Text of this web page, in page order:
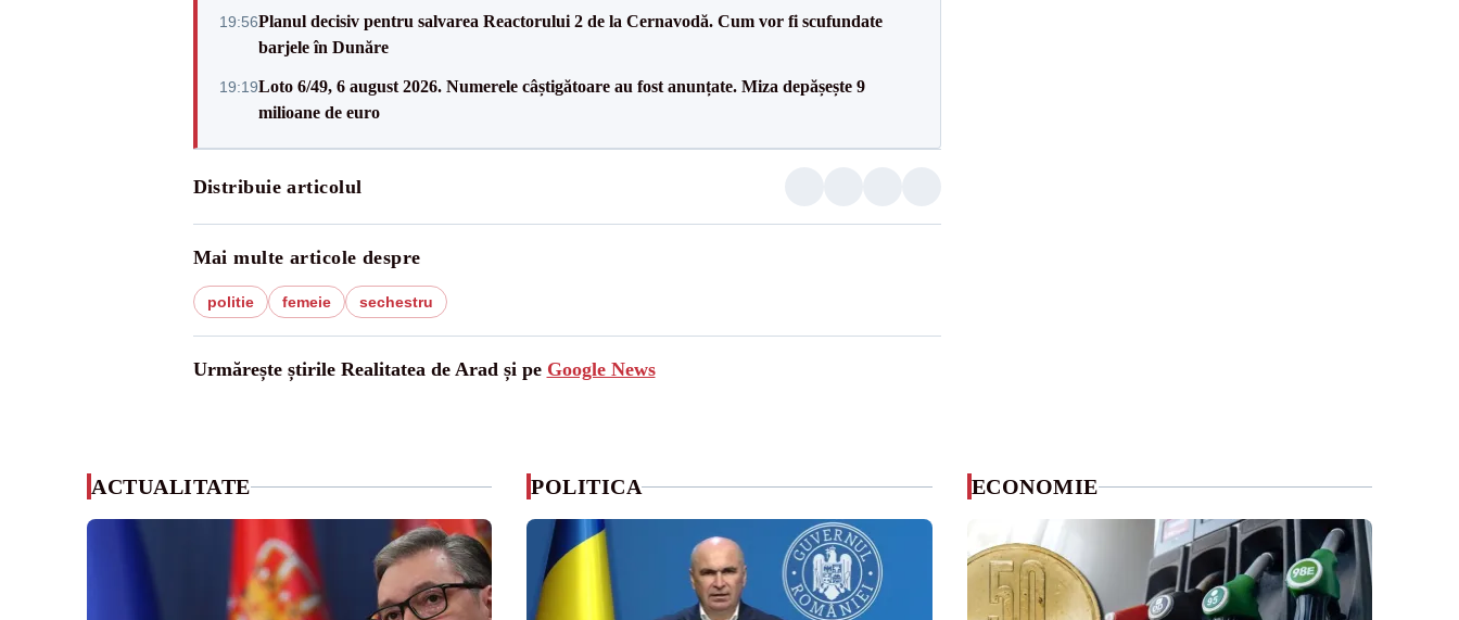
19:56Planul decisiv pentru salvarea Reactorului 2 de la Cernavodă. Cum vor fi scufundate
barjele în Dunăre
19:19Loto 6/49, 6 august 2026. Numerele câștigătoare au fost anunțate. Miza depășește 9
milioane de euro
Distribuie articolul
Mai multe articole despre
politie femeie sechestru
Urmărește știrile Realitatea de Arad și pe Google News
ACTUALITATE POLITICA ECONOMIE